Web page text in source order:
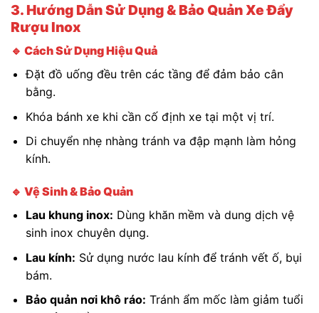
3. Hướng Dẫn Sử Dụng & Bảo Quản Xe Đẩy
Rượu Inox
🔹 Cách Sử Dụng Hiệu Quả
Đặt đồ uống đều trên các tầng để đảm bảo cân
bằng.
Khóa bánh xe khi cần cố định xe tại một vị trí.
Di chuyển nhẹ nhàng tránh va đập mạnh làm hỏng
kính.
🔹 Vệ Sinh & Bảo Quản
Lau khung inox: Dùng khăn mềm và dung dịch vệ
sinh inox chuyên dụng.
Lau kính: Sử dụng nước lau kính để tránh vết ố, bụi
bám.
Bảo quản nơi khô ráo: Tránh ẩm mốc làm giảm tuổi